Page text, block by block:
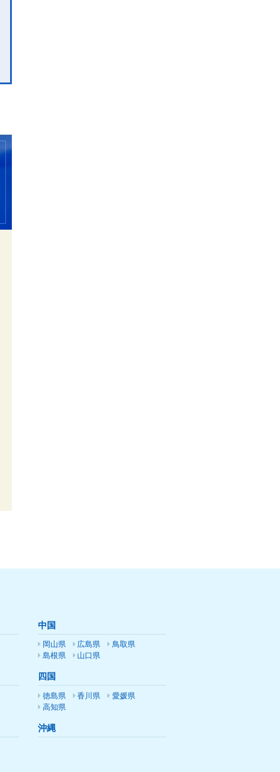
中国
岡山県 広島県
鳥取県
島根県
山口県
四国
徳島県 香川県
愛媛県
高知県
沖縄